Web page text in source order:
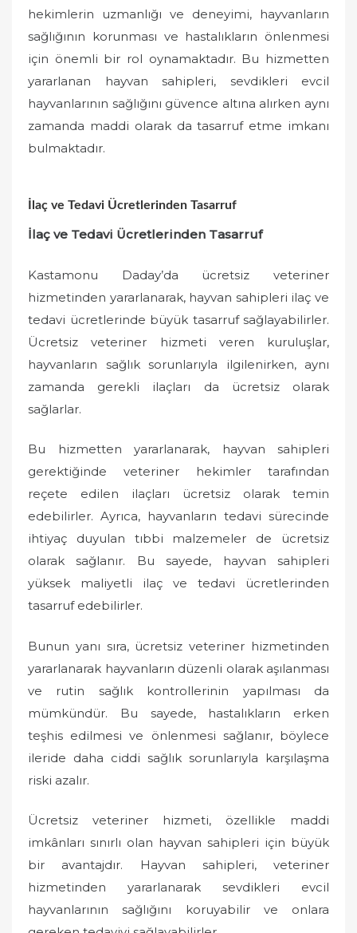
hekimlerin uzmanlığı ve deneyimi, hayvanların
sağlığının korunması ve hastalıkların önlenmesi
için önemli bir rol oynamaktadır. Bu hizmetten
yararlanan hayvan sahipleri, sevdikleri evcil
hayvanlarının sağlığını güvence altına alırken aynı
zamanda maddi olarak da tasarruf etme imkanı
bulmaktadır.
İlaç ve Tedavi Ücretlerinden Tasarruf
İlaç ve Tedavi Ücretlerinden Tasarruf
Kastamonu Daday’da ücretsiz veteriner
hizmetinden yararlanarak, hayvan sahipleri ilaç ve
tedavi ücretlerinde büyük tasarruf sağlayabilirler.
Ücretsiz veteriner hizmeti veren kuruluşlar,
hayvanların sağlık sorunlarıyla ilgilenirken, aynı
zamanda gerekli ilaçları da ücretsiz olarak
sağlarlar.
Bu hizmetten yararlanarak, hayvan sahipleri
gerektiğinde veteriner hekimler tarafından
reçete edilen ilaçları ücretsiz olarak temin
edebilirler. Ayrıca, hayvanların tedavi sürecinde
ihtiyaç duyulan tıbbi malzemeler de ücretsiz
olarak sağlanır. Bu sayede, hayvan sahipleri
yüksek maliyetli ilaç ve tedavi ücretlerinden
tasarruf edebilirler.
Bunun yanı sıra, ücretsiz veteriner hizmetinden
yararlanarak hayvanların düzenli olarak aşılanması
ve rutin sağlık kontrollerinin yapılması da
mümkündür. Bu sayede, hastalıkların erken
teşhis edilmesi ve önlenmesi sağlanır, böylece
ileride daha ciddi sağlık sorunlarıyla karşılaşma
riski azalır.
Ücretsiz veteriner hizmeti, özellikle maddi
imkânları sınırlı olan hayvan sahipleri için büyük
bir avantajdır. Hayvan sahipleri, veteriner
hizmetinden yararlanarak sevdikleri evcil
hayvanlarının sağlığını koruyabilir ve onlara